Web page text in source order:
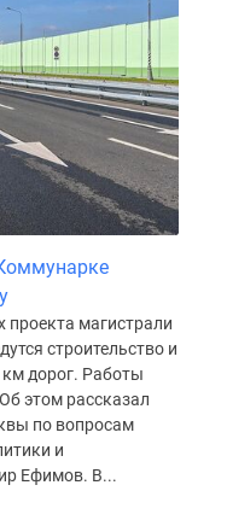
магистрали
строительство и
км дорог. Работы
этом рассказал
по вопросам
и
Ефимов. В...